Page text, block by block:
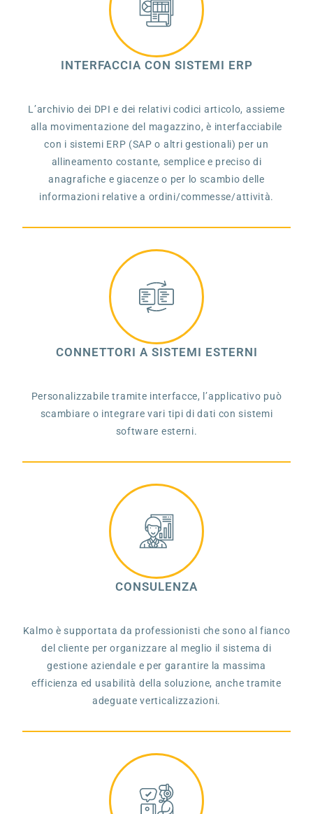
INTERFACCIA CON SISTEMI ERP
L’archivio dei DPI e dei relativi codici articolo, assieme
alla movimentazione del magazzino, è interfacciabile
con i sistemi ERP (SAP o altri gestionali) per un
allineamento costante, semplice e preciso di
anagrafiche e giacenze o per lo scambio delle
informazioni relative a ordini/commesse/attività.
CONNETTORI A SISTEMI ESTERNI
Personalizzabile tramite interfacce, l’applicativo può
scambiare o integrare vari tipi di dati con sistemi
software esterni.
CONSULENZA
Kalmo è supportata da professionisti che sono al fianco
del cliente per organizzare al meglio il sistema di
gestione aziendale e per garantire la massima
efficienza ed usabilità della soluzione, anche tramite
adeguate verticalizzazioni.